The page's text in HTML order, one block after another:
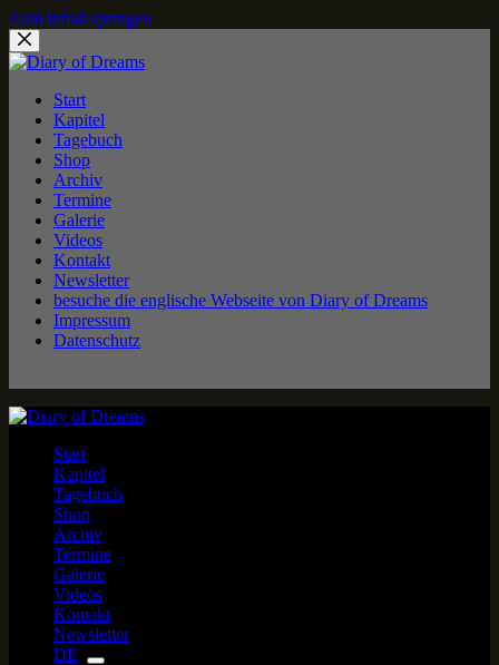
Zum Inhalt springen
Start
Kapitel
Tagebuch
Shop
Archiv
Termine
Galerie
Videos
Kontakt
Newsletter
besuche die englische Webseite von Diary of Dreams
Impressum
Datenschutz
Start
Kapitel
Tagebuch
Shop
Archiv
Termine
Galerie
Videos
Kontakt
Newsletter
DE